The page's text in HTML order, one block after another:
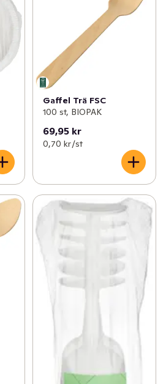
Gaffel Trä FSC
100 st, BIOPAK
69,95 kr
0,70 kr /st